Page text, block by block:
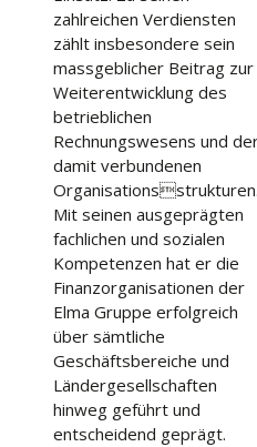
zahlreichen Verdiensten
zählt insbesondere sein
massgeblicher Beitrag zur
Weiterentwicklung des
betrieblichen
Rechnungswesens und
damit verbundenen
Organisationsstrukturen.
Mit seinen ausgeprägten
fachlichen und sozialen
Kompetenzen hat er die
Finanzorganisationen der
Elma Gruppe erfolgreich
über sämtliche
Geschäftsbereiche und
Ländergesellschaften
hinweg geführt und
entscheidend geprägt.